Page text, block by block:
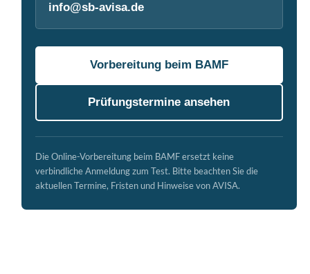
info@sb-avisa.de
Vorbereitung beim BAMF
Prüfungstermine ansehen
Die Online-Vorbereitung beim BAMF ersetzt keine
verbindliche Anmeldung zum Test. Bitte beachten Sie die
aktuellen Termine, Fristen und Hinweise von AVISA.